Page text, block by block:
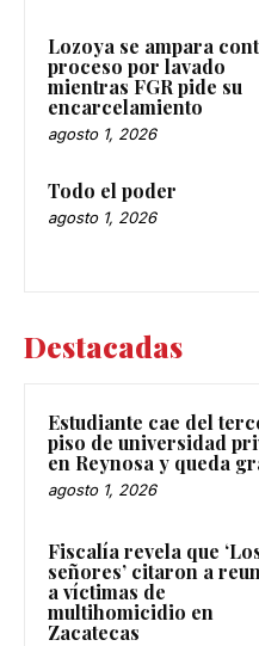
Lozoya se ampara
proceso por lavado
mientras FGR pide su
encarcelamiento
agosto 1, 2026
Todo el poder
agosto 1, 2026
Destacadas
Estudiante cae del
piso de universidad
en Reynosa y queda
agosto 1, 2026
Fiscalía revela que
señores’ citaron a
a víctimas de
multihomicidio en
Zacatecas